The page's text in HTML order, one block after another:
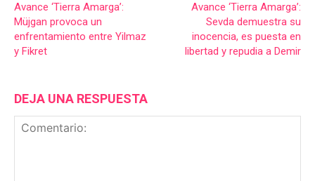
Avance ‘Tierra Amarga’:
Müjgan provoca un
enfrentamiento entre Yilmaz
y Fikret
Avance ‘Tierra Amarga’:
Sevda demuestra su
inocencia, es puesta en
libertad y repudia a Demir
DEJA UNA RESPUESTA